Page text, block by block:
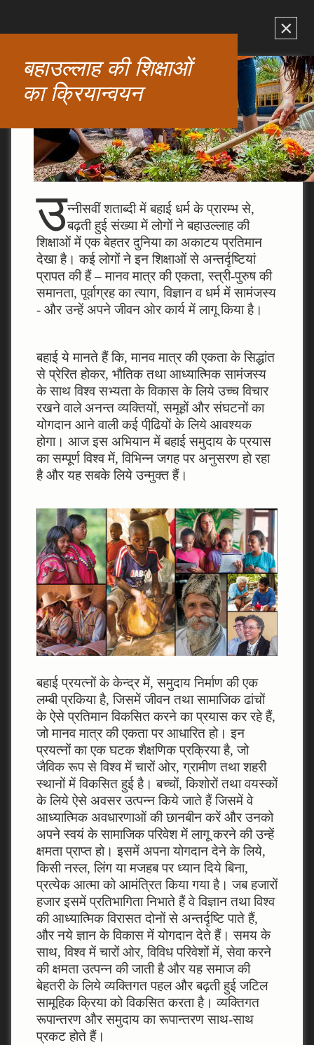
×
बहाउल्‍लाह की शिक्षाओं
का क्रियान्वयन
उन्‍नीसवीं शताब्‍दी में बहाई धर्म के प्रारम्‍भ से,
बढ़ती हुई संख्‍या में लोगों ने बहाउल्‍लाह की
शिक्षाओं में एक बेहतर दुनिया का अकाटय प्रतिमान
देखा है। कई लोगों ने इन शिक्षाओं से अन्‍तर्दृष्टियां
प्रापत की हैं – मानव मात्र की एकता, स्‍त्री-पुरुष की
समानता, पूर्वाग्रह का त्‍याग, विज्ञान व धर्म में सामंजस्‍य
- और उन्‍हें अपने जीवन ओर कार्य में लागू किया है।
बहाई ये मानते हैं कि, मानव मात्र की एकता के सिद्धांत
से प्रेरित होकर, भौतिक तथा आध्‍यात्मिक सामंजस्‍य
के साथ विश्‍व सभ्‍यता के विकास के लिये उच्‍च विचार
रखने वाले अनन्‍त व्‍यक्तियों, समूहों और संघटनों का
योगदान आने वाली कई पीढि़यों के लिये आवश्‍यक
होगा। आज इस अभियान में बहाई समुदाय के प्रयास
का सम्‍पूर्ण विश्‍व में, विभिन्‍न जगह पर अनुसरण हो रहा
है और यह सबके लिये उन्‍मुक्‍त हैं।
बहाई प्रयत्‍नों के केन्‍द्र में, समुदाय निर्माण की एक
लम्‍बी प्रकिया है, जिसमें जीवन तथा सामाजिक ढांचों
के ऐसे प्रतिमान विकसित करने का प्रयास कर रहे हैं,
जो मानव मात्र की एकता पर आधारित हो। इन
प्रयत्‍नों का एक घटक शैक्षणिक प्रक्रिया है, जो
जैविक रूप से विश्‍व में चारों ओर, ग्रामीण तथा शहरी
स्‍थानों में विकसित हुई है। बच्‍चों, किशोरों तथा वयस्‍कों
के लिये ऐसे अवसर उत्‍पन्‍न किये जाते हैं जिसमें वे
आध्‍यात्मिक अवधारणाओं की छानबीन करें और उनको
अपने स्‍वयं के सामाजिक परिवेश में लागू करने की उन्‍हें
क्षमता प्राप्‍त हो। इसमें अपना योगदान देने के लिये,
किसी नस्‍ल, लिंग या मजहब पर ध्‍यान दिये बिना,
प्रत्‍येक आत्‍मा को आमंत्रित किया गया है। जब हजारों
हजार इसमें प्रतिभागिता निभाते हैं वे विज्ञान तथा विश्‍व
की आध्‍यात्मिक विरासत दोनों से अन्‍तर्दृष्टि पाते हैं,
और नये ज्ञान के विकास में योगदान देते हैं। समय के
साथ, विश्‍व में चारों ओर, विविध परिवेशों में, सेवा करने
की क्षमता उत्‍पन्‍न की जाती है और यह समाज की
बेहतरी के लिये व्‍यक्तिगत पहल और बढ़ती हुई जटिल
सामूहिक क्रिया को विकसित करता है। व्‍यक्तिगत
रूपान्‍तरण और समुदाय का रूपान्‍तरण साथ-साथ
प्रकट होते हैं।